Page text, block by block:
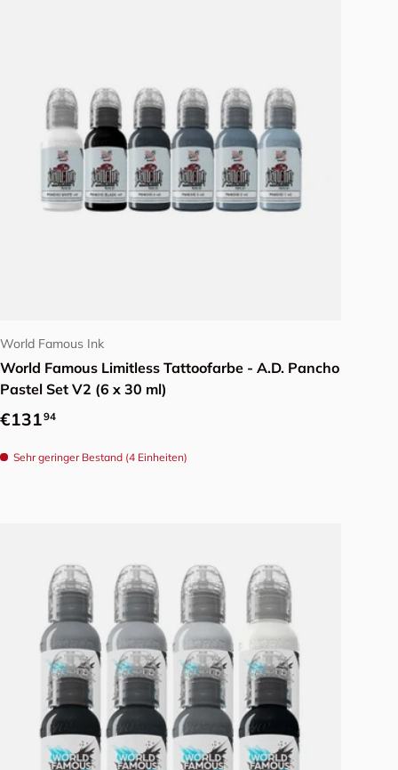
World Famous Ink
World Famous Limitless Tattoofarbe - A.D. Pancho
Pastel Set V2 (6 x 30 ml)
Normaler Preis
€13194
Sehr geringer Bestand (4 Einheiten)